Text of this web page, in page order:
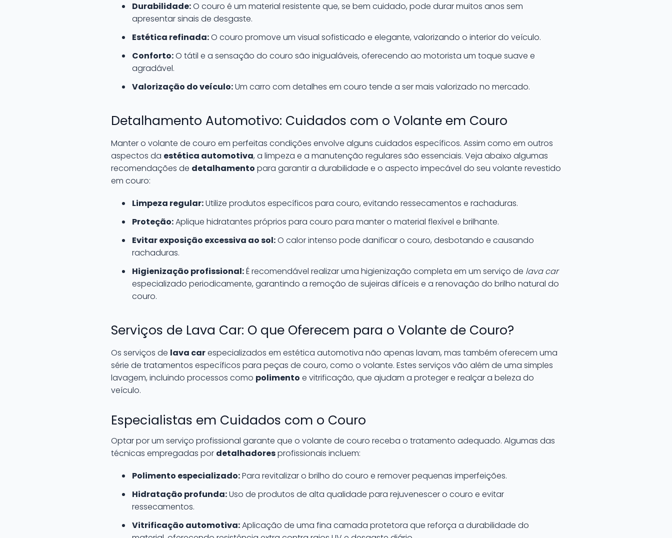
Durabilidade:O couro é um material resistente que, se bem cuidado, pode durar muitos anos sem
apresentar sinais de desgaste.
Estética refinada:O couro promove um visual sofisticado e elegante, valorizando o interior do veículo.
Conforto:O tátil e a sensação do couro são inigualáveis, oferecendo ao motorista um toque suave e
agradável.
Valorização do veículo:Um carro com detalhes em couro tende a ser mais valorizado no mercado.
Detalhamento Automotivo: Cuidados com o Volante em Couro
Manter o volante de couro em perfeitas condições envolve alguns cuidados específicos. Assim como em outros
aspectos da estética automotiva, a limpeza e a manutenção regulares são essenciais. Veja abaixo algumas
recomendações de detalhamento para garantir a durabilidade e o aspecto impecável do seu volante revestido
em couro:
Limpeza regular:Utilize produtos específicos para couro, evitando ressecamentos e rachaduras.
Proteção:Aplique hidratantes próprios para couro para manter o material flexível e brilhante.
Evitar exposição excessiva ao sol:O calor intenso pode danificar o couro, desbotando e causando
rachaduras.
Higienização profissional:É recomendável realizar uma higienização completa em um serviço de lava car
especializado periodicamente, garantindo a remoção de sujeiras difíceis e a renovação do brilho natural do
couro.
Serviços de Lava Car: O que Oferecem para o Volante de Couro?
Os serviços de lava carespecializados em estética automotiva não apenas lavam, mas também oferecem uma
série de tratamentos específicos para peças de couro, como o volante. Estes serviços vão além de uma simples
lavagem, incluindo processos como polimento e vitrificação, que ajudam a proteger e realçar a beleza do
veículo.
Especialistas em Cuidados com o Couro
Optar por um serviço profissional garante que o volante de couro receba o tratamento adequado. Algumas das
técnicas empregadas por detalhadoresprofissionais incluem:
Polimento especializado:Para revitalizar o brilho do couro e remover pequenas imperfeições.
Hidratação profunda:Uso de produtos de alta qualidade para rejuvenescer o couro e evitar
ressecamentos.
Vitrificação automotiva:Aplicação de uma fina camada protetora que reforça a durabilidade do